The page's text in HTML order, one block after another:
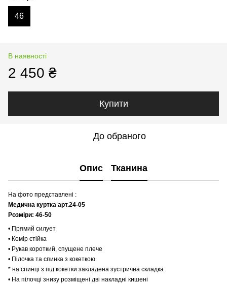
46
В наявності
2 450 ₴
Купити
До обраного
Опис Тканина
На фото представлені :
Медична куртка арт.24-05
Розміри: 46-50
• Прямий силует
• Комір стійка
• Рукав короткий, спущене плече
• Пілочка та спинка з кокеткою
* на спинці з під кокетки закладена зустрична складка
• На пілочці знизу розміщені дві накладні кишені